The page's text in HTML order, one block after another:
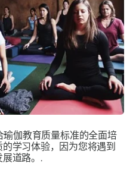
瑜伽教育质量标准的全面培
学习体验，因为您将遇到
道路。.